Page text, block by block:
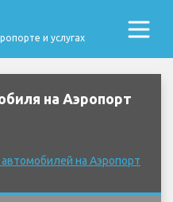
и услугах
на Аэропорт
на Аэропорт